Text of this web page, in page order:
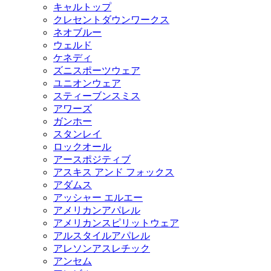
キャルトップ
クレセントダウンワークス
ネオブルー
ウェルド
ケネディ
ズニスポーツウェア
ユニオンウェア
スティーブンスミス
アワーズ
ガンホー
スタンレイ
ロックオール
アースポジティブ
アスキス アンド フォックス
アダムス
アッシャー エルエー
アメリカンアパレル
アメリカンスピリットウェア
アルスタイルアパレル
アレソンアスレチック
アンセム